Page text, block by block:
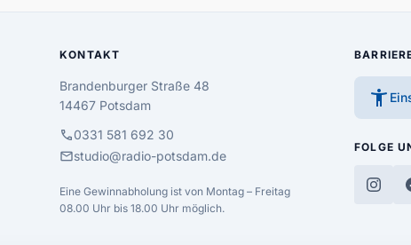
KONTAKT
Brandenburger Straße 48
14467 Potsdam
call0331 581 692 30
mailstudio@radio-potsdam.de
Eine Gewinnabholung ist von Montag – Freitag
08.00 Uhr bis 18.00 Uhr möglich.
accessibility_new
FOLGE